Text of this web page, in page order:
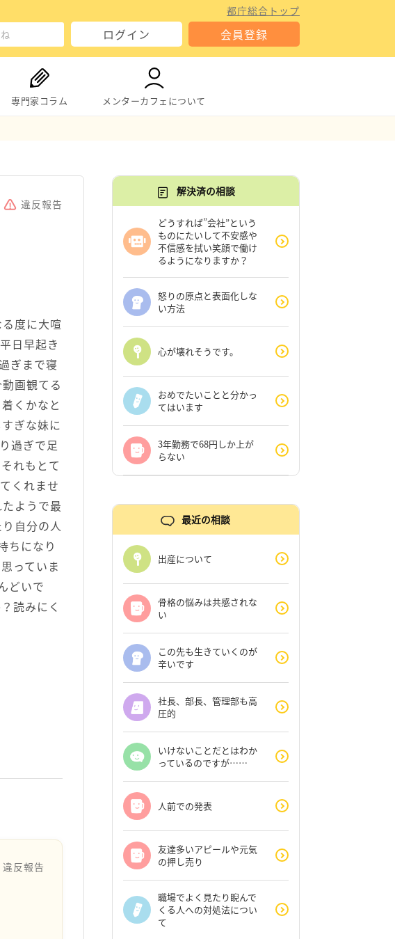
都庁総合トップ
ログイン 会員登録
専門家コラム メンターカフェについて
違反報告
度に大喧
日早起き
ぎまで寝
画観てる
くかなと
ぎな妹に
過ぎで足
れもとて
くれませ
ようで最
自分の人
ちになり
っていま
どいで
読みにく
違反報告
解決済の相談
どうすれば”会社”という
ものにたいして不安感や
不信感を拭い笑顔で働け
るようになりますか？
怒りの原点と表面化しな
い方法
心が壊れそうです。
おめでたいことと分かっ
てはいます
3年勤務で68円しか上が
らない
最近の相談
出産について
骨格の悩みは共感されな
い
この先も生きていくのが
辛いです
社長、部長、管理部も高
圧的
いけないことだとはわか
っているのですが……
人前での発表
友達多いアピールや元気
の押し売り
職場でよく見たり睨んで
くる人への対処法につい
て